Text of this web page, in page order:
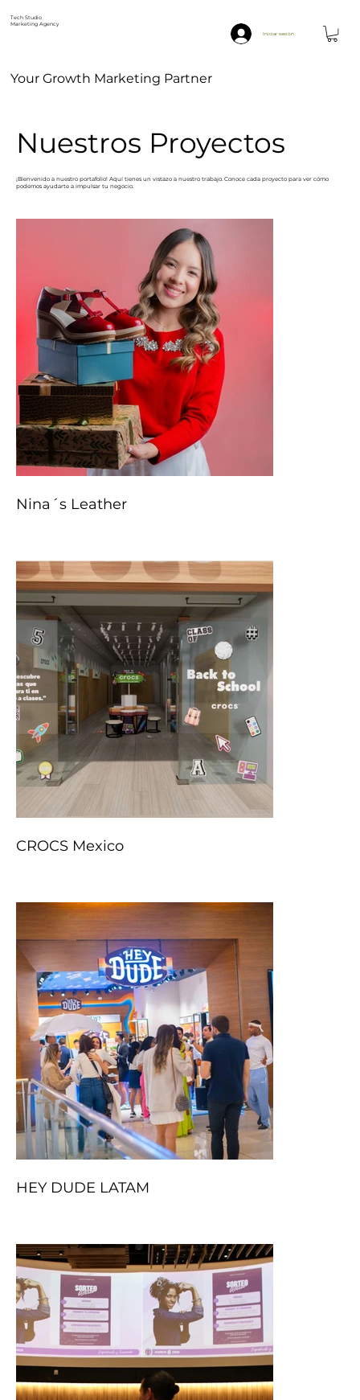
Tech Studio
Marketing Agency
Your Growth Marketing Partner
Iniciar sesión
Nuestros Proyectos
¡Bienvenido a nuestro portafolio! Aquí tienes un vistazo a nuestro trabajo. Conoce cada proyecto para ver cómo
podemos ayudarte a impulsar tu negocio.
Nina´s Leather
CROCS Mexico
HEY DUDE LATAM